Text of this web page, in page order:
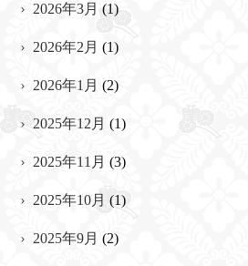
2026年3月 (1)
2026年2月 (1)
2026年1月 (2)
2025年12月 (1)
2025年11月 (3)
2025年10月 (1)
2025年9月 (2)